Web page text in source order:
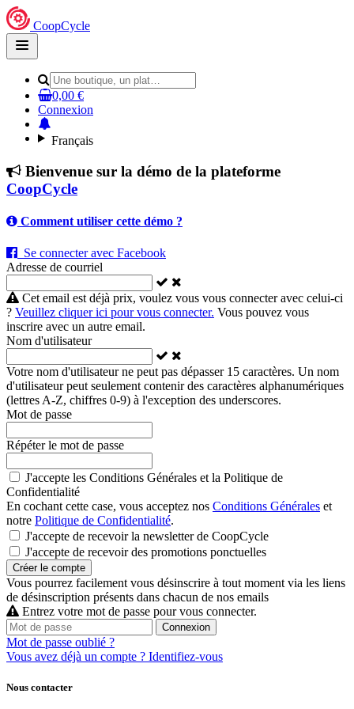
CoopCycle
Open
main
0,00 €
Connexion
Français
Bienvenue sur la démo de la plateforme
CoopCycle
Comment utiliser cette démo ?
Se connecter avec Facebook
Adresse de courriel
Cet email est déjà prix, voulez vous vous connecter avec celui-ci
? Veuillez cliquer ici pour vous connecter. Vous pouvez vous
inscrire avec un autre email.
Nom d'utilisateur
Votre nom d'utilisateur ne peut pas dépasser 15 caractères. Un nom
d'utilisateur peut seulement contenir des caractères alphanumériques
(lettres A-Z, chiffres 0-9) à l'exception des underscores.
Mot de passe
Répéter le mot de passe
J'accepte les Conditions Générales et la Politique de
Confidentialité
En cochant cette case, vous acceptez nos Conditions Générales et
notre Politique de Confidentialité.
J'accepte de recevoir la newsletter de CoopCycle
J'accepte de recevoir des promotions ponctuelles
Créer le compte
Vous pourrez facilement vous désinscrire à tout moment via les liens
de désinscription présents dans chacun de nos emails
Entrez votre mot de passe pour vous connecter.
Connexion
Mot de passe oublié ?
Vous avez déjà un compte ? Identifiez-vous
Nous contacter